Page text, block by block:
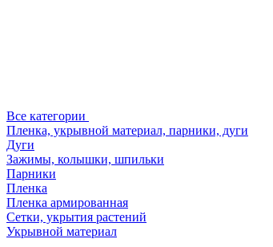
Все категории
Пленка, укрывной материал, парники, дуги
Дуги
Зажимы, колышки, шпильки
Парники
Пленка
Пленка армированная
Сетки, укрытия растений
Укрывной материал